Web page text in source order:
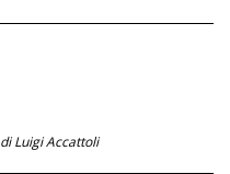
di Luigi Accattoli